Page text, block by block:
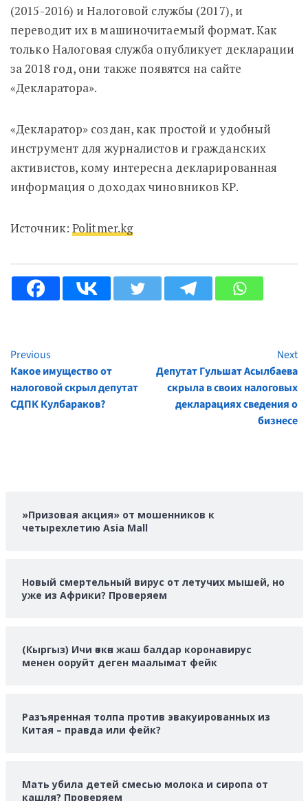
(2015-2016) и Налоговой службы (2017), и
переводит их в машиночитаемый формат. Как
только Налоговая служба опубликует декларации
за 2018 год, они также появятся на сайте
«Декларатора».
«Декларатор» создан, как простой и удобный
инструмент для журналистов и гражданских
активистов, кому интересна декларированная
информация о доходах чиновников КР.
Источник: Politmer.kg
Continue
Reading
Previous
Какое имущество от
налоговой скрыл депутат
СДПК Кулбараков?
Next
Депутат Гульшат Асылбаева
скрыла в своих налоговых
декларациях сведения о
бизнесе
»Призовая акция» от мошенников к
четырехлетию Asia Mall
Новый смертельный вирус от летучих мышей, но
уже из Африки? Проверяем
(Кыргыз) Ичи өткөн жаш балдар коронавирус
менен ооруйт деген маалымат фейк
Разъяренная толпа против эвакуированных из
Китая – правда или фейк?
Мать убила детей смесью молока и сиропа от
кашля? Проверяем